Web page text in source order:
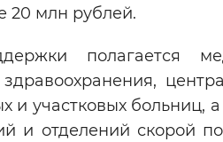
Изображения
Выключены
20 млн рублей.
полагается
и участковых больниц,
и отделений скорой